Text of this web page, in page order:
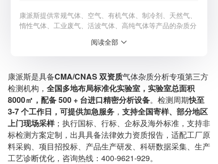
康派斯提供常规气体、空气、有机气体、制冷剂、天然气、
惰性气体、工业废气、活波气体、高纯气体等产品的杂质分
相关资质：可提供CMA、CNAS检测报告
服务模式：快递寄样、现场取样、人工送样
服务对象：企事业单位、高等院校、科研院所
服务方向：采购销售、竞标投标、生产研发、科研数据、诊
断优化、司法服务
检测标准：国家标准、行业标准、企业标准、地方标准、国
外标准、非标定制
阅读全部
康派斯是具备CMA/CNAS 双资质气体杂质分析专项第三方
检测机构， 全国多地布局标准化实验室，实验室总面积
8000㎡，配备 500 + 台进口精密分析设备。检测周期快至
3-7 个工作日，可提供加急服务 ， 支持全国寄样、部分地区
上门现场采样；执行国标、行标、企标及海外标准，支持非
标检测方案定制，出具具备法律效力资质报告，适配工厂原
料采购、项目招投标、产品生产研发、科研数据采集、生产
工艺诊断优化，咨询热线：400-9621-929。